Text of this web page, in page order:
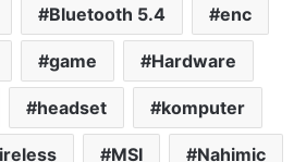
Bluetooth 5.4 enc
game Hardware
headset komputer
MSI Nahimic